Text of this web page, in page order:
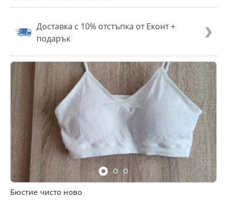
Доставка с 10% отстъпка от Еконт +
подарък
Бюстие чисто ново